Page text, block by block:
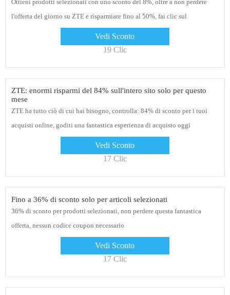
Ottieni prodotti selezionati con uno sconto del 8%, oltre a non perdere
l'offerta del giorno su ZTE e risparmiare fino al 50%, fai clic sul
Vedi Sconto
19 Clic
ZTE: enormi risparmi del 84% sull'intero sito solo per questo
mese
ZTE ha tutto ciò di cui hai bisogno, controlla: 84% di sconto per i tuoi
acquisti online, goditi una fantastica esperienza di acquisto oggi
Vedi Sconto
17 Clic
Fino a 36% di sconto solo per articoli selezionati
36% di sconto per prodotti selezionati, non perdere questa fantastica
offerta, nessun codice coupon necessario
Vedi Sconto
17 Clic